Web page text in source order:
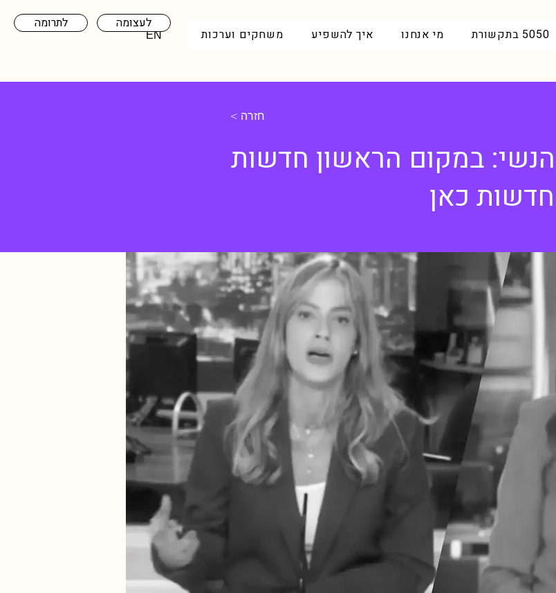
לתרומה לעצומה
EN 5050 בתקשורת מי אנחנו איך להשפיע משחקים וערכות
< חזרה
הנשי: במקום הראשון חדשות